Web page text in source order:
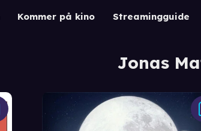
Kommer på kino Streamingguide
Jonas